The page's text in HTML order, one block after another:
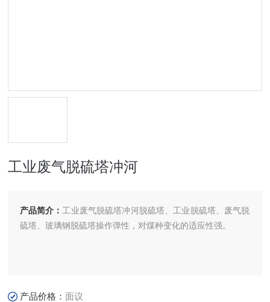
工业废气脱硫塔冲河
产品简介： 工业废气脱硫塔冲河脱硫塔、工业脱硫塔、废气脱
硫塔、玻璃钢脱硫塔操作弹性，对煤种变化的适应性强。
产品价格：面议